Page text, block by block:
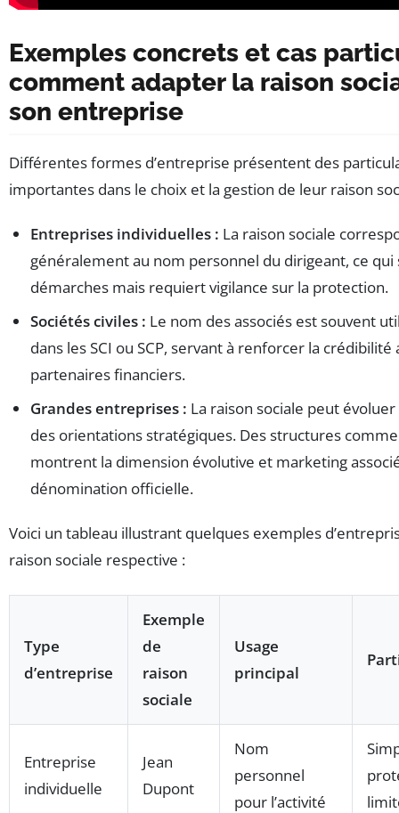
Exemples concrets et cas
comment adapter la raison
son entreprise
Différentes formes d’entreprise présentent des
importantes dans le choix et la gestion de leur raison
Entreprises individuelles : La raison sociale
généralement au nom personnel du dirigeant, ce
démarches mais requiert vigilance sur la protection.
Sociétés civiles : Le nom des associés est souvent
dans les SCI ou SCP, servant à renforcer la crédibilité
partenaires financiers.
Grandes entreprises : La raison sociale peut
des orientations stratégiques. Des structures
montrent la dimension évolutive et marketing
dénomination officielle.
Voici un tableau illustrant quelques exemples
raison sociale respective :
Type
d’entreprise
Exemple
de
raison
sociale
Usage
principal
Entreprise
individuelle
Jean
Dupont
Nom
personnel
pour l’activité